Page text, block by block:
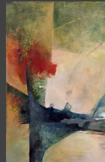
Blickwinkel
Insel
Momente
Uferzonen
Verflochten
Verwandelt